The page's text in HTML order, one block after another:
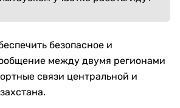
безопасное и
между двумя регионами
связи центральной и